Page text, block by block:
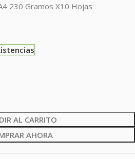
230 Gramos X10 Hojas
AL CARRITO
AHORA